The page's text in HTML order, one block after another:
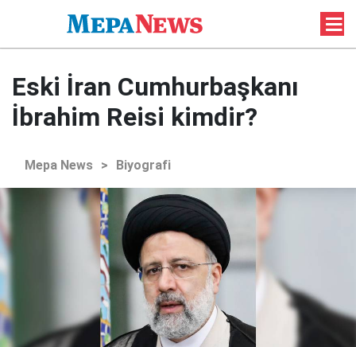
Eski İran Cumhurbaşkanı
İbrahim Reisi kimdir?
Mepa News > Biyografi